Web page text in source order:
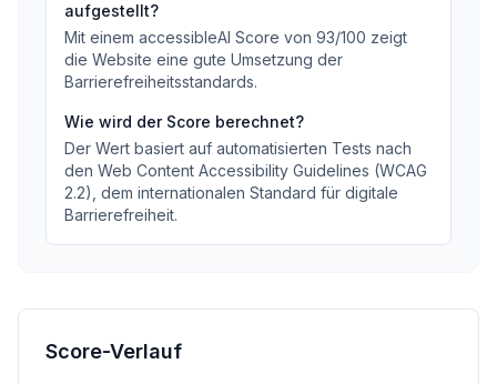
aufgestellt?
Mit einem accessibleAI Score von 93/100 zeigt
die Website eine gute Umsetzung der
Barrierefreiheitsstandards.
Wie wird der Score berechnet?
Der Wert basiert auf automatisierten Tests nach
den Web Content Accessibility Guidelines (WCAG
2.2), dem internationalen Standard für digitale
Barrierefreiheit.
Score-Verlauf